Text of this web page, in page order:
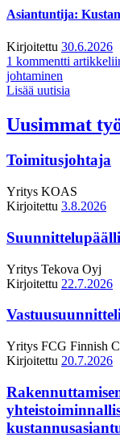
Asiantuntija:
Kirjoitettu 30.6.2026
1 kommentti
johtaminen
Lisää uutisia
Uusimmat
Toimitusjohtaja
Yritys KOAS
Kirjoitettu 3.8.2026
Yritys Tekova Oyj
Kirjoitettu 22.7.2026
Yritys FCG Finnish
Kirjoitettu 20.7.2026